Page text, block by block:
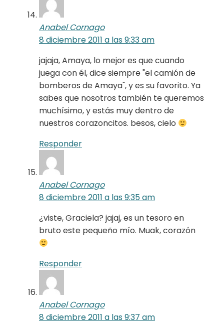
Anabel Cornago
8 diciembre 2011 a las 9:33 am
jajaja, Amaya, lo mejor es que cuando
juega con él, dice siempre "el camión de
bomberos de Amaya", y es su favorito. Ya
sabes que nosotros también te queremos
muchísimo, y estás muy dentro de
nuestros corazoncitos. besos, cielo
Responder
Anabel Cornago
8 diciembre 2011 a las 9:35 am
¿viste, Graciela? jajaj, es un tesoro en
bruto este pequeño mío. Muak, corazón
Responder
Anabel Cornago
8 diciembre 2011 a las 9:37 am